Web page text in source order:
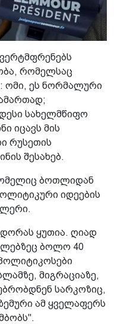
რომელსაც
ომი, ეს ნორმალური
სახელმწიფო
იცავს მის
რუსეთის
შესახებ.
ბოთლიდან
იდეების
ყუთია. ღიად
ბოლო 40
მიგრაციაზე,
სარკოზიც,
ამ ყველაფერს